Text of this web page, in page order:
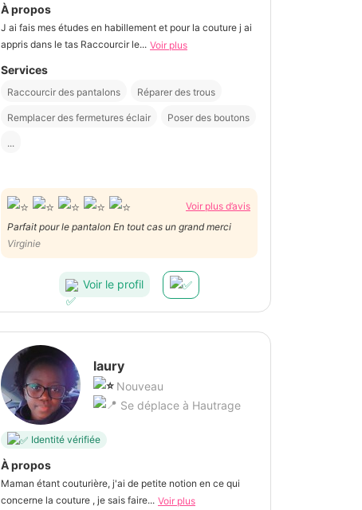
À propos
J ai fais mes études en habillement et pour la couture j ai
appris dans le tas Raccourcir le... Voir plus
Services
Raccourcir des pantalons Réparer des trous
Remplacer des fermetures éclair Poser des boutons
...
Voir plus d’avis
Parfait pour le pantalon En tout cas un grand merci
Virginie
Voir le profil
laury
Nouveau
Se déplace à Hautrage
Identité vérifiée
À propos
Maman étant couturière, j'ai de petite notion en ce qui
concerne la couture , je sais faire... Voir plus